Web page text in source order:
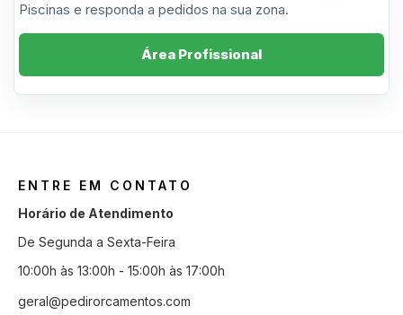
Piscinas e responda a pedidos na sua zona.
Área Profissional
ENTRE EM CONTATO
Horário de Atendimento
De Segunda a Sexta-Feira
10:00h às 13:00h - 15:00h às 17:00h
geral@pedirorcamentos.com